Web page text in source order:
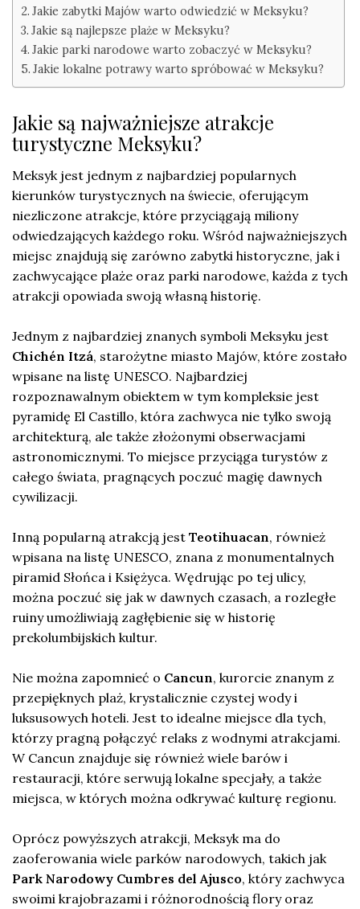
Jakie zabytki Majów warto odwiedzić w Meksyku?
Jakie są najlepsze plaże w Meksyku?
Jakie parki narodowe warto zobaczyć w Meksyku?
Jakie lokalne potrawy warto spróbować w Meksyku?
Jakie są najważniejsze atrakcje
turystyczne Meksyku?
Meksyk jest jednym z najbardziej popularnych
kierunków turystycznych na świecie, oferującym
niezliczone atrakcje, które przyciągają miliony
odwiedzających każdego roku. Wśród najważniejszych
miejsc znajdują się zarówno zabytki historyczne, jak i
zachwycające plaże oraz parki narodowe, każda z tych
atrakcji opowiada swoją własną historię.
Jednym z najbardziej znanych symboli Meksyku jest
Chichén Itzá, starożytne miasto Majów, które zostało
wpisane na listę UNESCO. Najbardziej
rozpoznawalnym obiektem w tym kompleksie jest
pyramidę El Castillo, która zachwyca nie tylko swoją
architekturą, ale także złożonymi obserwacjami
astronomicznymi. To miejsce przyciąga turystów z
całego świata, pragnących poczuć magię dawnych
cywilizacji.
Inną popularną atrakcją jest Teotihuacan, również
wpisana na listę UNESCO, znana z monumentalnych
piramid Słońca i Księżyca. Wędrując po tej ulicy,
można poczuć się jak w dawnych czasach, a rozległe
ruiny umożliwiają zagłębienie się w historię
prekolumbijskich kultur.
Nie można zapomnieć o Cancun, kurorcie znanym z
przepięknych plaż, krystalicznie czystej wody i
luksusowych hoteli. Jest to idealne miejsce dla tych,
którzy pragną połączyć relaks z wodnymi atrakcjami.
W Cancun znajduje się również wiele barów i
restauracji, które serwują lokalne specjały, a także
miejsca, w których można odkrywać kulturę regionu.
Oprócz powyższych atrakcji, Meksyk ma do
zaoferowania wiele parków narodowych, takich jak
Park Narodowy Cumbres del Ajusco, który zachwyca
swoimi krajobrazami i różnorodnością flory oraz